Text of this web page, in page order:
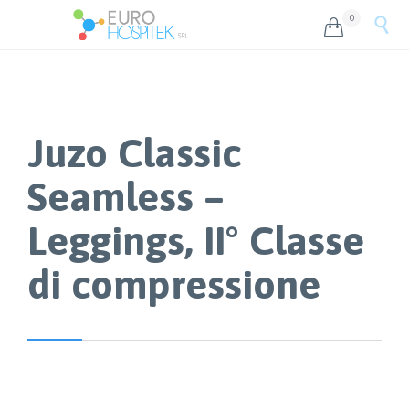
 0 
Juzo Classic
Seamless –
Leggings, II° Classe
di compressione